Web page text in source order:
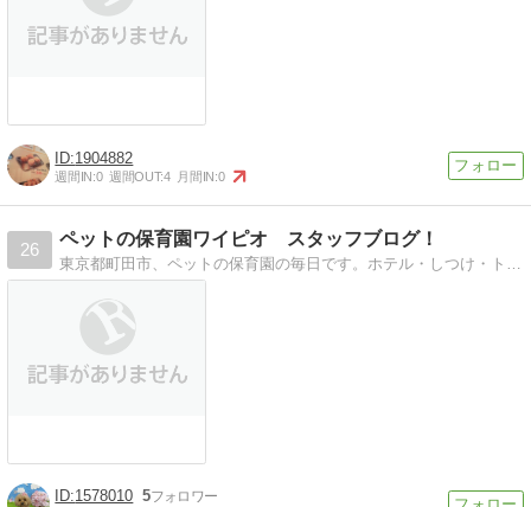
1904882
週間IN:0 週間OUT:4 月間IN:0
26
ペットの保育園ワイピオ スタッフブログ！
東京都町田市、ペットの保育園の毎日です。ホテル・しつけ・トリミングなど。お友達の可愛い写真を紹介します！
1578010 5